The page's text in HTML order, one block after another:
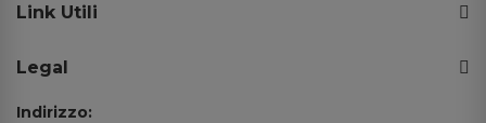
Link Utili
Legal
Indirizzo: